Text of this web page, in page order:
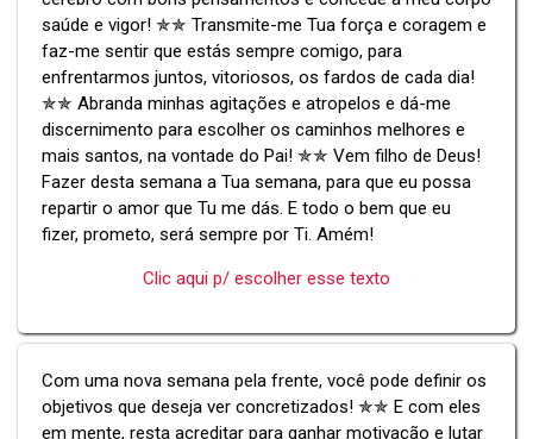
saúde e vigor! ✯✯ Transmite-me Tua força e coragem e
faz-me sentir que estás sempre comigo, para
enfrentarmos juntos, vitoriosos, os fardos de cada dia!
✯✯ Abranda minhas agitações e atropelos e dá-me
discernimento para escolher os caminhos melhores e
mais santos, na vontade do Pai! ✯✯ Vem filho de Deus!
Fazer desta semana a Tua semana, para que eu possa
repartir o amor que Tu me dás. E todo o bem que eu
fizer, prometo, será sempre por Ti. Amém!
Clic aqui p/ escolher esse texto
Com uma nova semana pela frente, você pode definir os
objetivos que deseja ver concretizados! ✯✯ E com eles
em mente, resta acreditar para ganhar motivação e lutar